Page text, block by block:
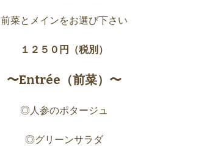
前菜とメインをお選び下さい
１２５０円（税別）
〜Entrée（前菜）〜
◎人参のポタージュ
◎グリーンサラダ